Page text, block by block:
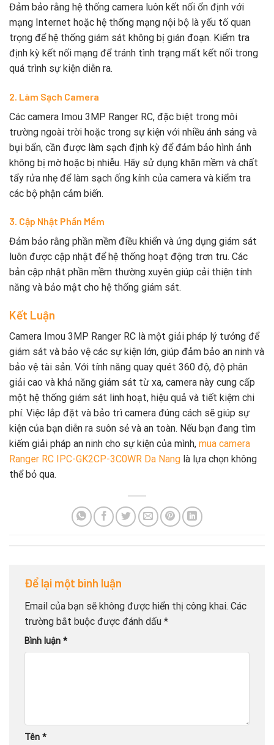
Đảm bảo rằng hệ thống camera luôn kết nối ổn định với
mạng Internet hoặc hệ thống mạng nội bộ là yếu tố quan
trọng để hệ thống giám sát không bị gián đoạn. Kiểm tra
định kỳ kết nối mạng để tránh tình trạng mất kết nối trong
quá trình sự kiện diễn ra.
2. Làm Sạch Camera
Các camera Imou 3MP Ranger RC, đặc biệt trong môi
trường ngoài trời hoặc trong sự kiện với nhiều ánh sáng và
bụi bẩn, cần được làm sạch định kỳ để đảm bảo hình ảnh
không bị mờ hoặc bị nhiễu. Hãy sử dụng khăn mềm và chất
tẩy rửa nhẹ để làm sạch ống kính của camera và kiểm tra
các bộ phận cảm biến.
3. Cập Nhật Phần Mềm
Đảm bảo rằng phần mềm điều khiển và ứng dụng giám sát
luôn được cập nhật để hệ thống hoạt động trơn tru. Các
bản cập nhật phần mềm thường xuyên giúp cải thiện tính
năng và bảo mật cho hệ thống giám sát.
Kết Luận
Camera Imou 3MP Ranger RC là một giải pháp lý tưởng để
giám sát và bảo vệ các sự kiện lớn, giúp đảm bảo an ninh và
bảo vệ tài sản. Với tính năng quay quét 360 độ, độ phân
giải cao và khả năng giám sát từ xa, camera này cung cấp
một hệ thống giám sát linh hoạt, hiệu quả và tiết kiệm chi
phí. Việc lắp đặt và bảo trì camera đúng cách sẽ giúp sự
kiện của bạn diễn ra suôn sẻ và an toàn. Nếu bạn đang tìm
kiếm giải pháp an ninh cho sự kiện của mình, mua camera
Ranger RC IPC-GK2CP-3C0WR Da Nang là lựa chọn không
thể bỏ qua.
Để lại một bình luận
Email của bạn sẽ không được hiển thị công khai. Các
trường bắt buộc được đánh dấu *
Bình luận *
Tên *